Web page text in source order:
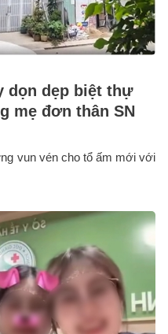
dọn dẹp biệt thự
mẹ đơn thân SN
vun vén cho tổ ấm mới với